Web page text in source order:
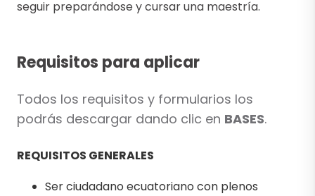
seguir preparándose y cursar una maestría.
Requisitos para aplicar
Todos los requisitos y formularios los
podrás descargar dando clic en BASES.
REQUISITOS GENERALES
Ser ciudadano ecuatoriano con plenos